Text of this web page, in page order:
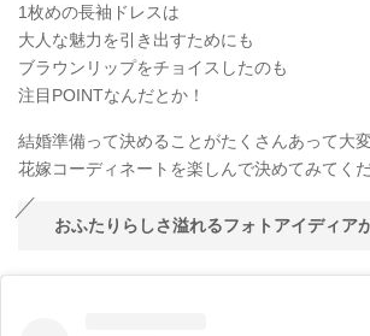
1枚めの長袖ドレスは
大人な魅力を引き出すためにも
ブラウンリップをチョイスしたのも
注目POINTなんだとか！
結婚準備って決めることがたくさんあって大
花嫁コーディネートを楽しんで決めてみてく
おふたりらしさ溢れるフォトアイディア